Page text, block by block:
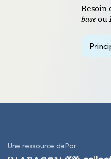
Besoin
baseou
Une ressource dePar